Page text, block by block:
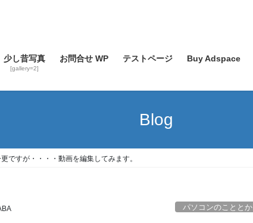
少し昔写真
[gallery=2]
お問合せ WP テストページ Buy Adspace
Blog
ですが・・・・動画を編集してみます。
パソコンのこととか